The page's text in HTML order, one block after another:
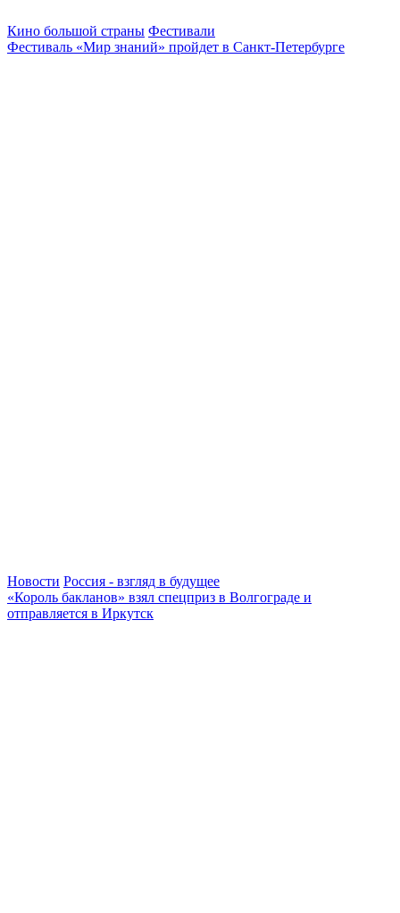
Кино большой страны Фестивали
Фестиваль «Мир знаний» пройдет в Санкт-Петербурге
Новости Россия - взгляд в будущее
«Король бакланов» взял спецприз в Волгограде и
отправляется в Иркутск